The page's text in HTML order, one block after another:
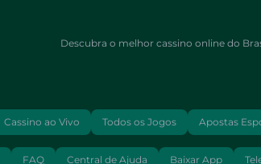
Descubra o melhor cassino online do
Cassino ao Vivo Todos os Jogos Apostas
FAQ Central de Ajuda Baixar App